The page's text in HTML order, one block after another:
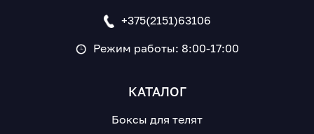
+375(2151)63106
Режим работы: 8:00-17:00
КАТАЛОГ
Боксы для телят